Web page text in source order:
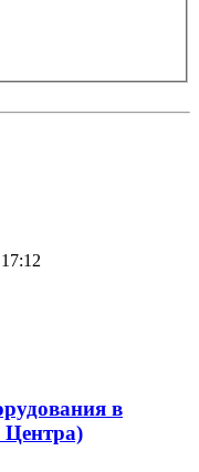
в
Центра)